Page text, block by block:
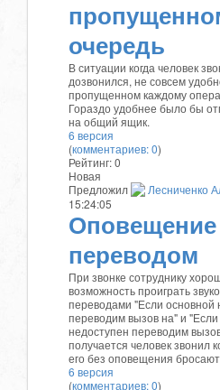
очередь
В ситуации когда человек
дозвонился, не совсем
пропущенном каждому
Гораздо удобнее было бы
на общий ящик.
6 версия
(комментариев: 0)
Рейтинг:0
Новая
Предложил
Лесниченко
15:24:05
Оповещение
переводом
При звонке сотруднику
возможность проиграть
переводами "Если основной
переводим вызов на" и
недоступен переводим
получается человек звонил
его без оповещения бросают
6 версия
(комментариев: 0)